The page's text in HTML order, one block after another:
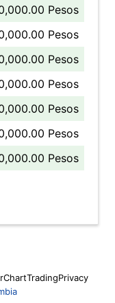
Pesos
Pesos
Pesos
Pesos
Pesos
Pesos
Pesos
ChartTradingPrivacy